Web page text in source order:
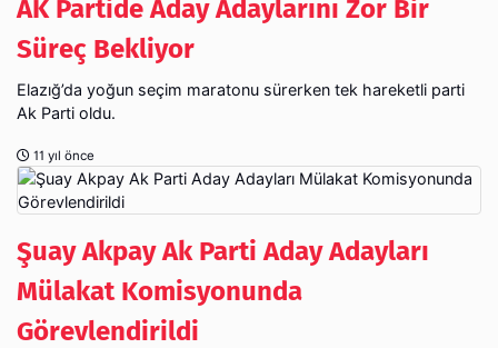
AK Partide Aday Adaylarını Zor Bir
Süreç Bekliyor
Elazığ’da yoğun seçim maratonu sürerken tek hareketli parti
Ak Parti oldu.
11 yıl önce
Şuay Akpay Ak Parti Aday Adayları
Mülakat Komisyonunda
Görevlendirildi